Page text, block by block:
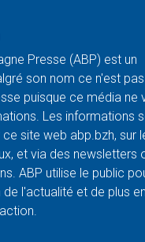
Presse (ABP) est un
son nom ce n'est pas
puisque ce média ne
Les informations
site web abp.bzh, sur
et via des newsletters
ABP utilise le public
de l'actualité et de plus